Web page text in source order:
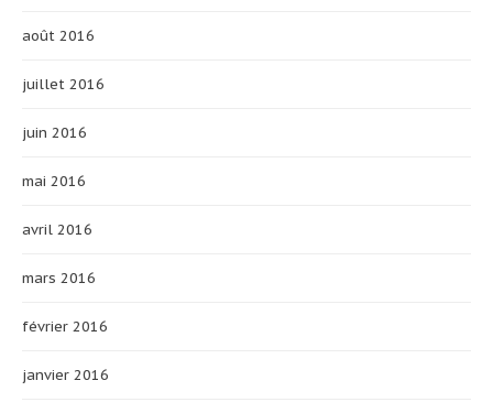
août 2016
juillet 2016
juin 2016
mai 2016
avril 2016
mars 2016
février 2016
janvier 2016